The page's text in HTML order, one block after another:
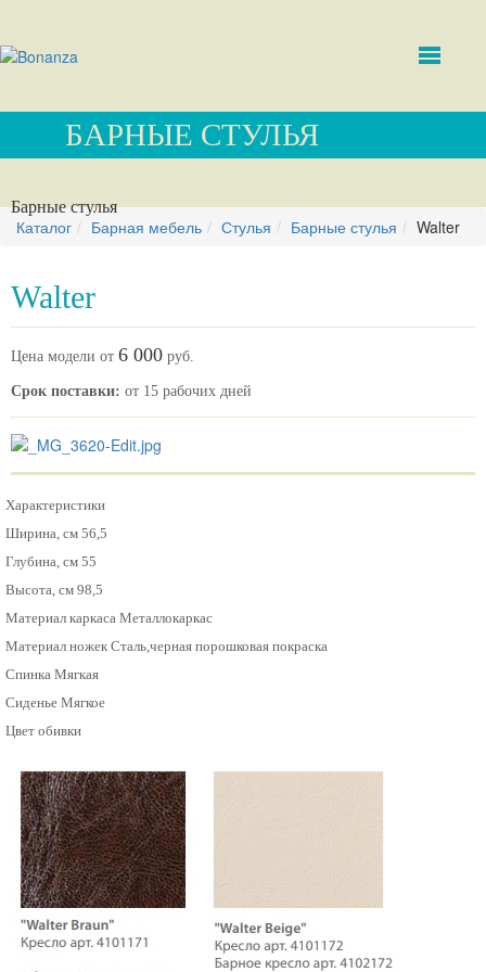
БАРНЫЕ СТУЛЬЯ
Барные стулья
Каталог Барная мебель Стулья Барные стулья Walter
Walter
Цена модели от 6 000 руб.
Срок поставки: от 15 рабочих дней
Характеристики
Ширина, см 56,5
Глубина, см 55
Высота, см 98,5
Материал каркаса Металлокаркас
Материал ножек Сталь,черная порошковая покраска
Спинка Мягкая
Сиденье Мягкое
Цвет обивки